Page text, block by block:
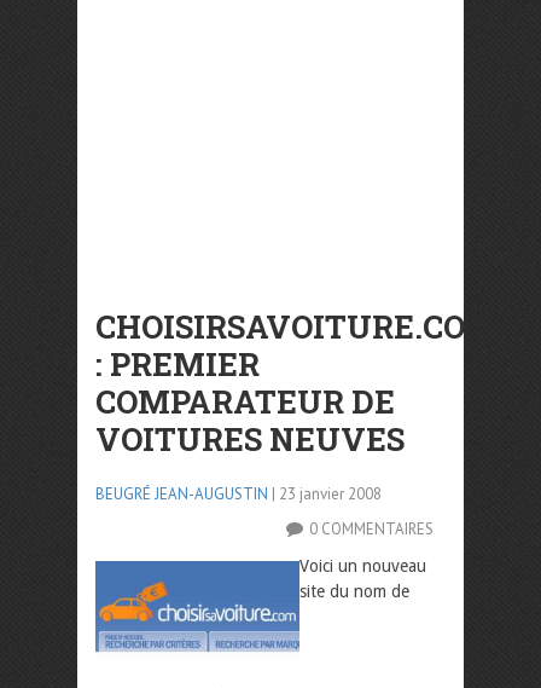
CHOISIRSAVOITURE.COM
: PREMIER
COMPARATEUR DE
VOITURES NEUVES
BEUGRÉ JEAN-AUGUSTIN | 23 janvier 2008
0 COMMENTAIRES
Voici un nouveau
site du nom de